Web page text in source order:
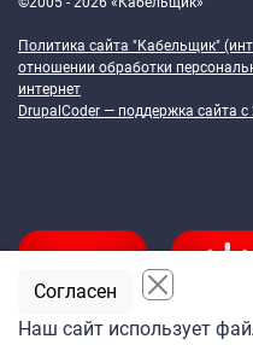
Политика сайта "Кабельщик"
отношении обработки
интернет
DrupalCoder — поддержка сайта c
Наш сайт использует
Согласен